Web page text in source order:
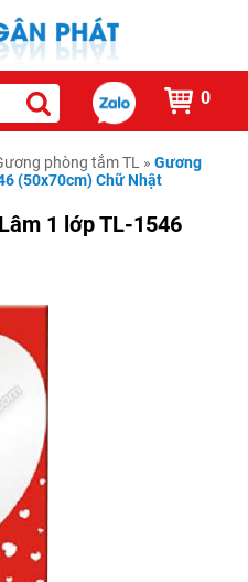
0
phòng tắm TL » Gương
(50x70cm) Chữ Nhật
1 lớp TL-1546